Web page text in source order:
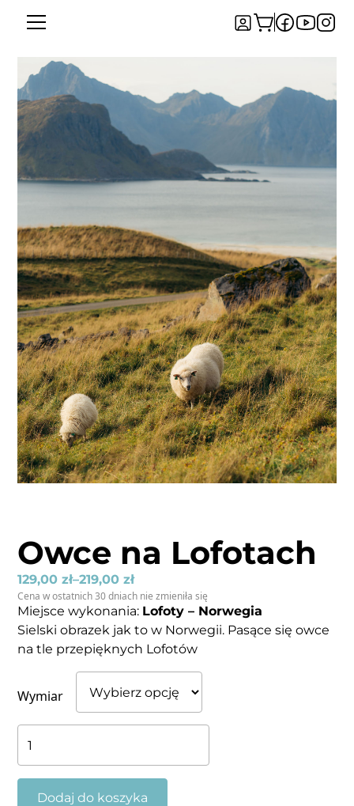
Owce na Lofotach
129,00zł–219,00zł
Cena w ostatnich 30 dniach nie zmieniła się
Miejsce wykonania: Lofoty – Norwegia
Sielski obrazek jak to w Norwegii. Pasące się owce
na tle przepięknych Lofotów
Wymiar
Owce
na
Lofotach
Dodaj do koszyka